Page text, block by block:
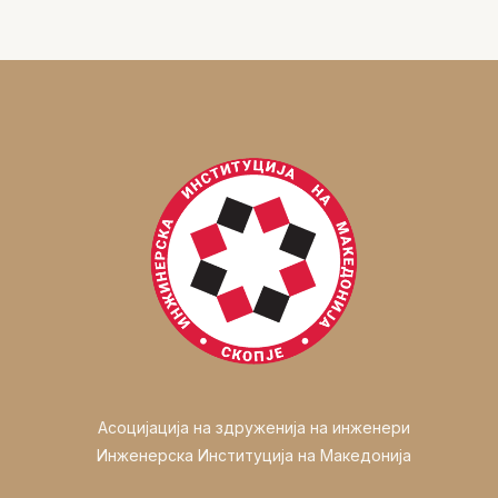
Асоцијација на здруженија на инженери
Инженерска Институција на Македонија